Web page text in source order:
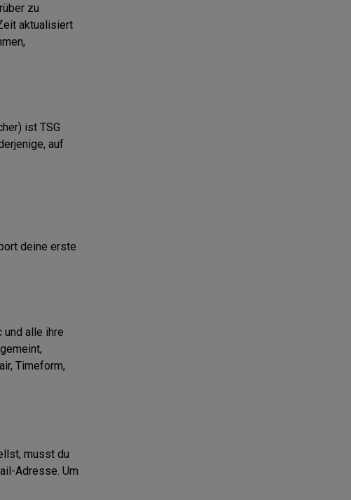
zu
aktualisiert
ist TSG
auf
deine erste
und alle ihre
Timeform,
musst du
Adresse. Um